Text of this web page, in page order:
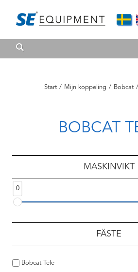
Start / Mijn koppeling / Bobcat /
BOBCAT
MASKINVIKT
0
FÄSTE
Bobcat Tele